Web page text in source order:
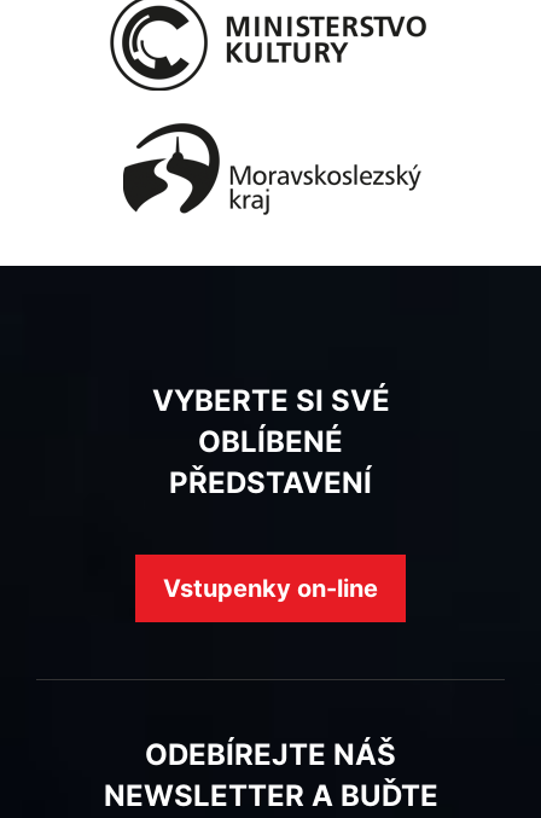
VYBERTE SI SVÉ
OBLÍBENÉ
PŘEDSTAVENÍ
Vstupenky on-line
ODEBÍREJTE NÁŠ
NEWSLETTER A BUĎTE